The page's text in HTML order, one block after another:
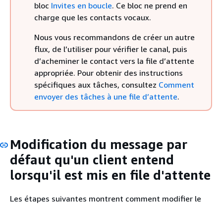
bloc Invites en boucle. Ce bloc ne prend en
charge que les contacts vocaux.
Nous vous recommandons de créer un autre
flux, de l’utiliser pour vérifier le canal, puis
d’acheminer le contact vers la file d’attente
appropriée. Pour obtenir des instructions
spécifiques aux tâches, consultez Comment
envoyer des tâches à une file d’attente.
Modification du message par
défaut qu'un client entend
lorsqu'il est mis en file d'attente
Les étapes suivantes montrent comment modifier le